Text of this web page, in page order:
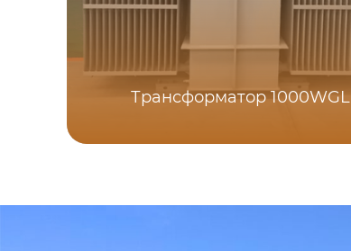
Трансформатор 1000WGL